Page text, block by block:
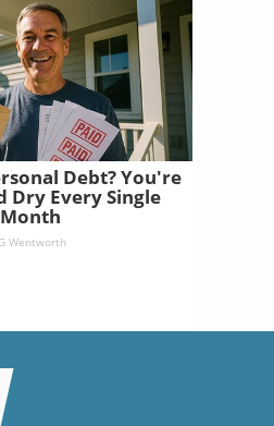
Debt? You're
Dry Every Single
Month
Wentworth